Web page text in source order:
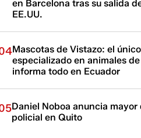
en Barcelona tras su salida
EE.UU.
Mascotas de Vistazo: el
especializado en animales
informa todo en Ecuador
Daniel Noboa anuncia
policial en Quito